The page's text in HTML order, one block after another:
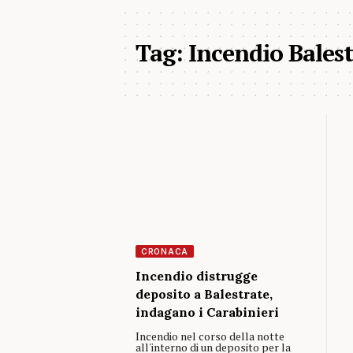
Tag:Incendio
CRONACA
Incendio distrugge
deposito a Balestrate,
indagano i Carabinieri
Incendio nel corso della notte
all'interno di un deposito per la